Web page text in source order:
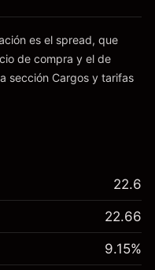
Cargos
es el spread, que
de compra y el de
sección Cargos y tarifas
22.6
22.66
9.15%